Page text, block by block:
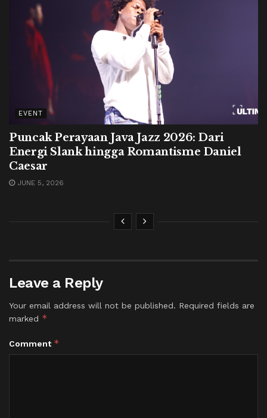
EVENT
Puncak Perayaan Java Jazz 2026: Dari
Energi Slank hingga Romantisme Daniel
Caesar
JUNE 5, 2026
Leave a Reply
Your email address will not be published. Required fields are
marked *
Comment *